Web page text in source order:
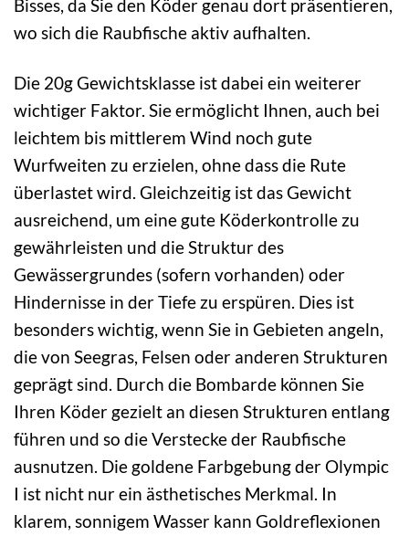
Bisses, da Sie den Köder genau dort präsentieren,
wo sich die Raubfische aktiv aufhalten.
Die 20g Gewichtsklasse ist dabei ein weiterer
wichtiger Faktor. Sie ermöglicht Ihnen, auch bei
leichtem bis mittlerem Wind noch gute
Wurfweiten zu erzielen, ohne dass die Rute
überlastet wird. Gleichzeitig ist das Gewicht
ausreichend, um eine gute Köderkontrolle zu
gewährleisten und die Struktur des
Gewässergrundes (sofern vorhanden) oder
Hindernisse in der Tiefe zu erspüren. Dies ist
besonders wichtig, wenn Sie in Gebieten angeln,
die von Seegras, Felsen oder anderen Strukturen
geprägt sind. Durch die Bombarde können Sie
Ihren Köder gezielt an diesen Strukturen entlang
führen und so die Verstecke der Raubfische
ausnutzen. Die goldene Farbgebung der Olympic
I ist nicht nur ein ästhetisches Merkmal. In
klarem, sonnigem Wasser kann Goldreflexionen